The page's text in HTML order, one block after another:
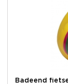
Badeend